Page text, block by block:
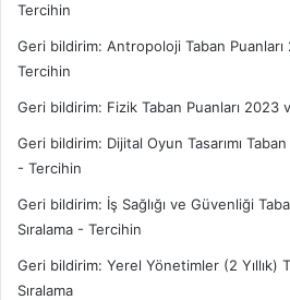
Tercihin
Geri bildirim: Antropoloji Taban Puanları
Tercihin
Geri bildirim: Fizik Taban Puanları 2023
Geri bildirim: Dijital Oyun Tasarımı
- Tercihin
Geri bildirim: İş Sağlığı ve Güvenliği
Sıralama - Tercihin
Geri bildirim: Yerel Yönetimler (2 Yıllık)
Sıralama